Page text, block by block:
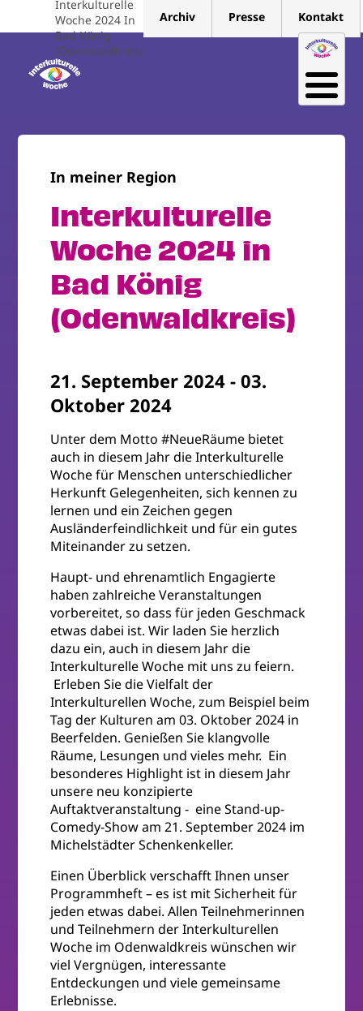
Interkulturelle
Woche 2024 In
Bad König
(Odenwaldkreis)
Archiv Presse Kontakt
In meiner Region
Interkulturelle
Woche 2024 in
Bad König
(Odenwaldkreis)
21. September 2024 -03.
Oktober 2024
Unter dem Motto #NeueRäume bietet
auch in diesem Jahr die Interkulturelle
Woche für Menschen unterschiedlicher
Herkunft Gelegenheiten, sich kennen zu
lernen und ein Zeichen gegen
Ausländerfeindlichkeit und für ein gutes
Miteinander zu setzen.
Haupt- und ehrenamtlich Engagierte
haben zahlreiche Veranstaltungen
vorbereitet, so dass für jeden Geschmack
etwas dabei ist. Wir laden Sie herzlich
dazu ein, auch in diesem Jahr die
Interkulturelle Woche mit uns zu feiern.
Erleben Sie die Vielfalt der
Interkulturellen Woche, zum Beispiel beim
Tag der Kulturen am 03. Oktober 2024 in
Beerfelden. Genießen Sie klangvolle
Räume, Lesungen und vieles mehr. Ein
besonderes Highlight ist in diesem Jahr
unsere neu konzipierte
Auftaktveranstaltung - eine Stand-up-
Comedy-Show am 21. September 2024 im
Michelstädter Schenkenkeller.
Einen Überblick verschafft Ihnen unser
Programmheft – es ist mit Sicherheit für
jeden etwas dabei. Allen Teilnehmerinnen
und Teilnehmern der Interkulturellen
Woche im Odenwaldkreis wünschen wir
viel Vergnügen, interessante
Entdeckungen und viele gemeinsame
Erlebnisse.